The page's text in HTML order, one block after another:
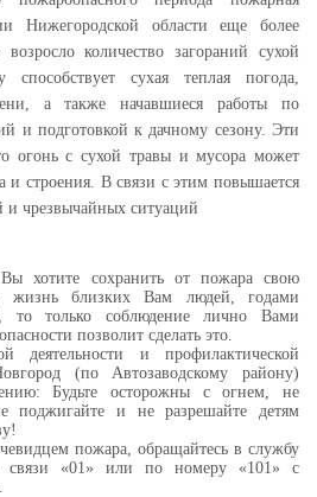
Нижегородской области еще более
возросло количество загораний сухой
сухая теплая погода,
а также начавшиеся работы по
и подготовкой к дачному сезону. Эти
огонь с сухой травы и мусора может
и строения. В связи с этим повышается
и чрезвычайных ситуаций
хотите сохранить от пожара свою
жизнь близких Вам людей, годами
то только соблюдение лично Вами
позволит сделать это.
деятельности и профилактической
(по Автозаводскому району)
Будьте осторожны с огнем, не
поджигайте и не разрешайте детям
пожара, обращайтесь в службу
связи «01» или по номеру «101» с